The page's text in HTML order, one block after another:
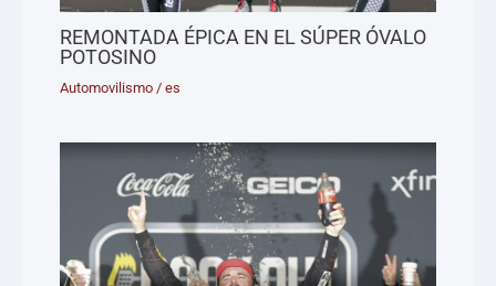
REMONTADA ÉPICA EN EL SÚPER ÓVALO
POTOSINO
Automovilismo /es